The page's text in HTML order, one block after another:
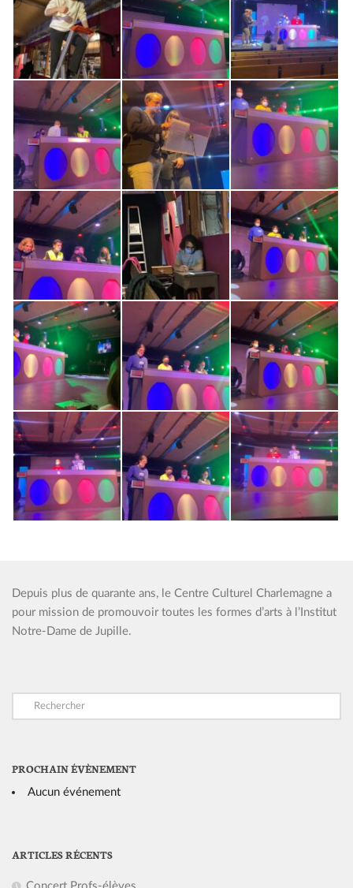
Depuis plus de quarante ans, le Centre Culturel Charlemagne a
pour mission de promouvoir toutes les formes d’arts à l’Institut
Notre-Dame de Jupille.
PROCHAIN ÉVÈNEMENT
Aucun événement
ARTICLES RÉCENTS